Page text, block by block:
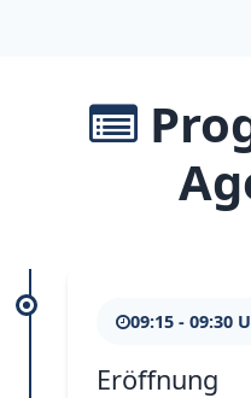
09:15 - 09:30
Eröffnung